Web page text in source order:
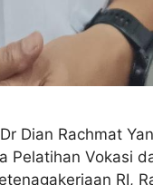
Dian Rachmat
Pelatihan Vokasi
RI,